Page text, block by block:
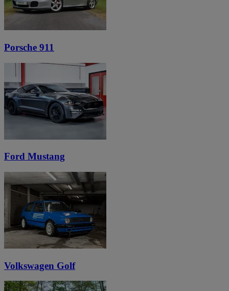
Porsche 911
Ford Mustang
Volkswagen Golf